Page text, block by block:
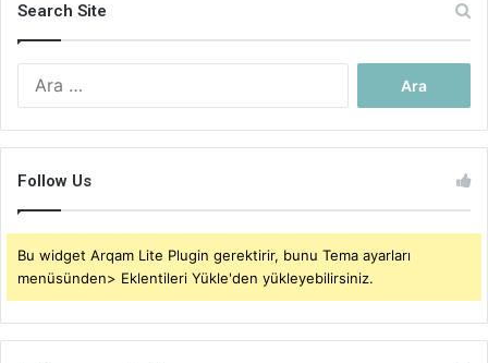
Search Site
Follow Us
Bu widget Arqam Lite Plugin gerektirir, bunu Tema ayarları
menüsünden> Eklentileri Yükle'den yükleyebilirsiniz.